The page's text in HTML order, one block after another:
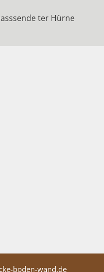
ter Hürne
boden-wand.de